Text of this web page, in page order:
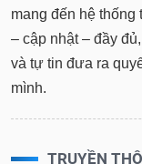
mang đến hệ
– cập nhật – đầy
và tự tin đưa ra
mình.
TRUYỀN